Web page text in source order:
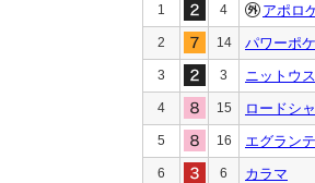
1 4 アポロ
2 14 パワーポ
3 3 ニットウ
4 15 ロードシ
5 16 エグラン
6 6 カラマ